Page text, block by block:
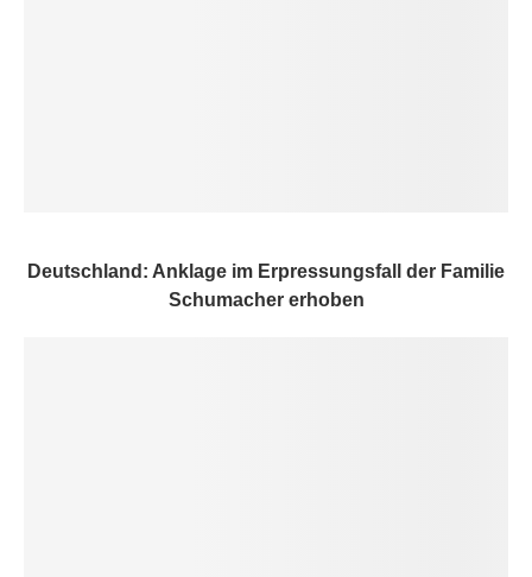
Deutschland: Anklage im Erpressungsfall der Familie
Schumacher erhoben